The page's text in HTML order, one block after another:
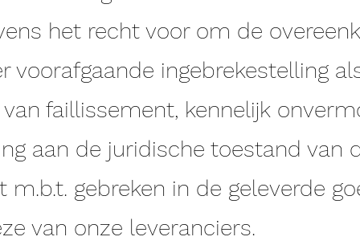
het recht voor om de
voorafgaande ingebrekestelling
faillissement, kennelijk
aan de juridische toestand van
m.b.t. gebreken in de geleverde
van onze leveranciers.